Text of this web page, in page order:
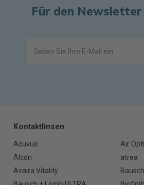
Für den Newsletter
Kontaktlinsen
Acuvue
Air
Alcon
atrea
Avaira Vitality